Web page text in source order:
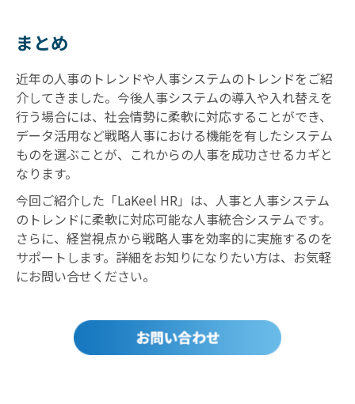
まとめ
近年の人事のトレンドや人事システムのトレンドをご紹
介してきました。今後人事システムの導入や入れ替えを
行う場合には、社会情勢に柔軟に対応することができ、
データ活用など戦略人事における機能を有したシステム
ものを選ぶことが、これからの人事を成功させるカギと
なります。
今回ご紹介した「LaKeel HR」は、人事と人事システム
のトレンドに柔軟に対応可能な人事統合システムです。
さらに、経営視点から戦略人事を効率的に実施するのを
サポートします。詳細をお知りになりたい方は、お気軽
にお問い合せください。